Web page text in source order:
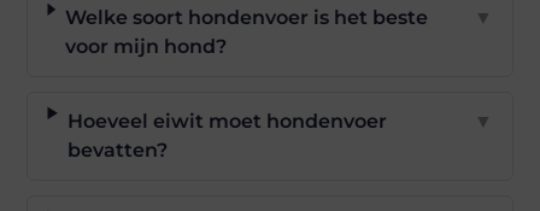
Welke soort hondenvoer is het beste
voor mijn hond?
▼
Hoeveel eiwit moet hondenvoer
bevatten?
▼